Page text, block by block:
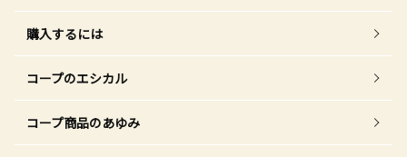
購入するには
コープのエシカル
コープ商品のあゆみ